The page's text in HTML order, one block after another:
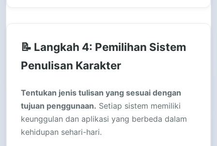
📝 Langkah 4: Pemilihan Sistem
Penulisan Karakter
Tentukan jenis tulisan yang sesuai dengan
tujuan penggunaan. Setiap sistem memiliki
keunggulan dan aplikasi yang berbeda dalam
kehidupan sehari-hari.